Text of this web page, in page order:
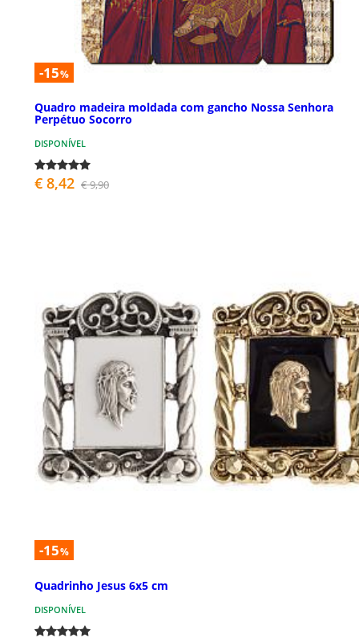
-15%
Quadro madeira moldada com gancho Nossa Senhora
Perpétuo Socorro
DISPONÍVEL
€ 8,42 € 9,90
-15%
Quadrinho Jesus 6x5 cm
DISPONÍVEL